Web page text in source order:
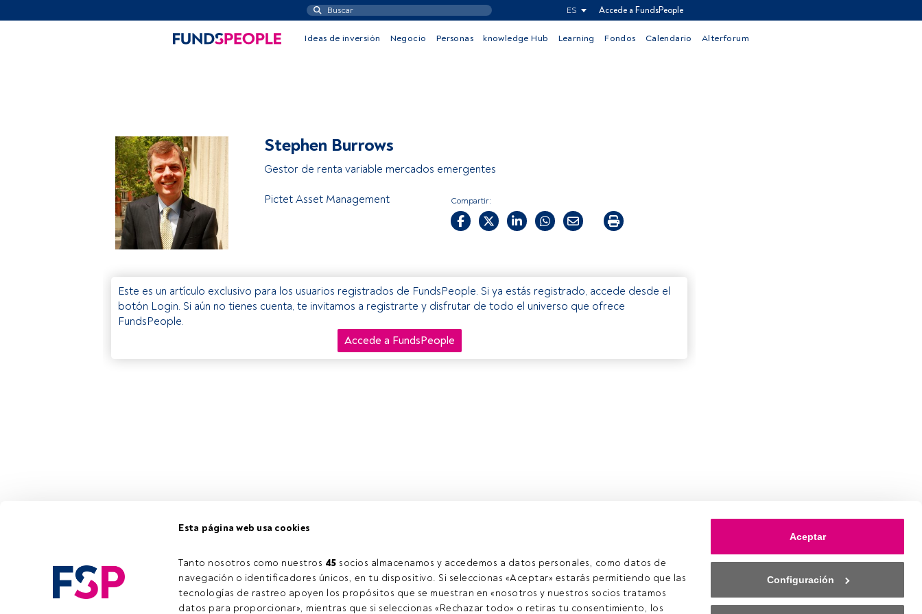
Esta página web usa cookies
Tanto nosotros como nuestros 45 socios almacenamos y accedemos a datos personales, como datos de
navegación o identificadores únicos, en tu dispositivo. Si seleccionas «Aceptar» estarás permitiendo que las
tecnologías de rastreo apoyen los propósitos que se muestran en «nosotros y nuestros socios tratamos
datos para proporcionar», mientras que si seleccionas «Rechazar todo» o retiras tu consentimiento, los
Aceptar
Configuración
ES Accede a FundsPeople
Ideas de inversión Negocio Personas knowledge Hub Learning Fondos Calendario Alterforum
Stephen Burrows
Gestor de renta variable mercados emergentes
Pictet Asset Management Compartir:
Este es un artículo exclusivo para los usuarios registrados de FundsPeople. Si ya estás registrado, accede desde el
botón Login. Si aún no tienes cuenta, te invitamos a registrarte y disfrutar de todo el universo que ofrece
FundsPeople.
Accede a FundsPeople